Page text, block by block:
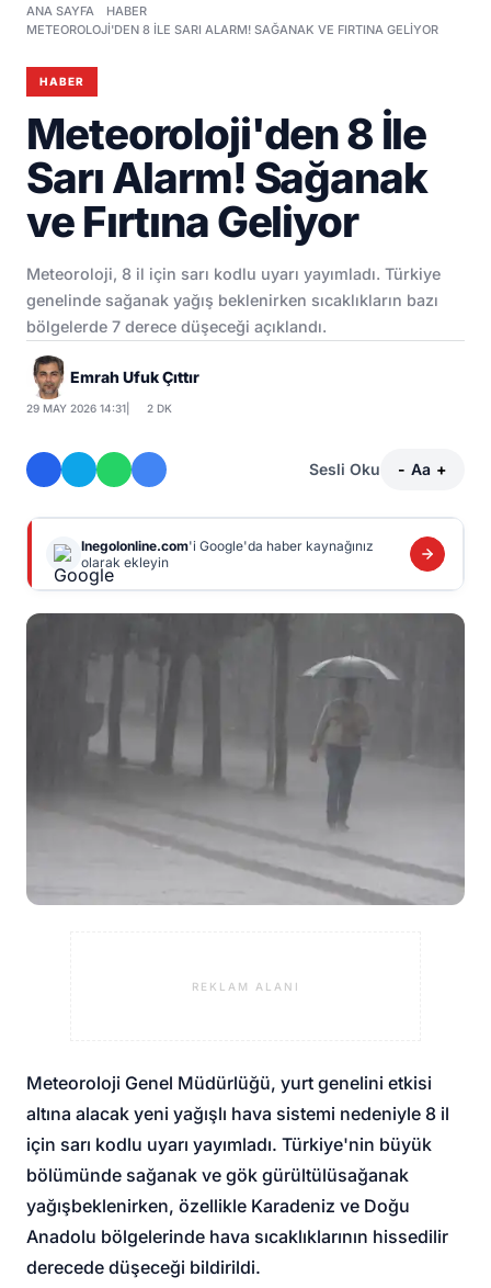
ANA SAYFA
HABER
METEOROLOJI'DEN 8 İLE SARI ALARM! SAĞANAK VE FIRTINA GELIYOR
HABER
Meteoroloji'den 8 İle
Sarı Alarm! Sağanak
ve Fırtına Geliyor
Meteoroloji, 8 il için sarı kodlu uyarı yayımladı. Türkiye
genelinde sağanak yağış beklenirken sıcaklıkların bazı
bölgelerde 7 derece düşeceği açıklandı.
Emrah Ufuk Çıttır
29 MAY 2026 14:31 2 DK
Sesli Oku - Aa +
Inegolonline.com'i Google'da haber kaynağınız
olarak ekleyin
REKLAM ALANI
Meteoroloji Genel Müdürlüğü, yurt genelini etkisi
altına alacak yeni yağışlı hava sistemi nedeniyle 8 il
için sarı kodlu uyarı yayımladı. Türkiye'nin büyük
bölümünde sağanak ve gök gürültülüsağanak
yağışbeklenirken, özellikle Karadeniz ve Doğu
Anadolu bölgelerinde hava sıcaklıklarının hissedilir
derecede düşeceği bildirildi.